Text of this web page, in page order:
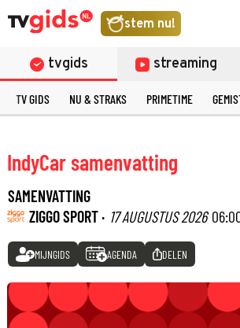
stem nu!
tvgids streaming
TV GIDS NU & STRAKS PRIMETIME
IndyCar samenvatting
SAMENVATTING
ZIGGO SPORT · 17 AUGUSTUS 2026
MIJNGIDS AGENDA DELEN